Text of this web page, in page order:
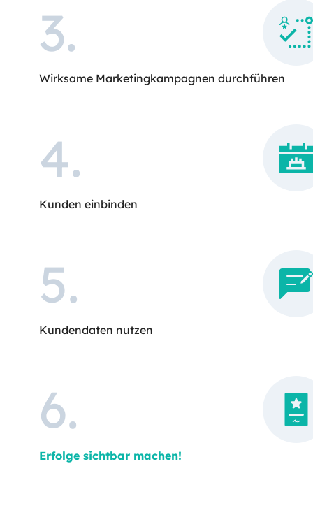
3.
Wirksame Marketingkampagnen durchführen
4.
Kunden einbinden
5.
Kundendaten nutzen
6.
Erfolge sichtbar machen!